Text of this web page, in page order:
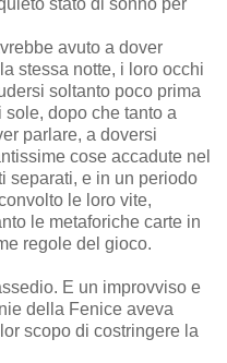
avuto a dover
stessa notte, i loro occhi
soltanto poco prima
dopo che tanto a
parlare, a doversi
cose accadute nel
separati, e in un periodo
le loro vite,
le metaforiche carte in
regole del gioco.
E un improvviso e
della Fenice aveva
scopo di costringere la